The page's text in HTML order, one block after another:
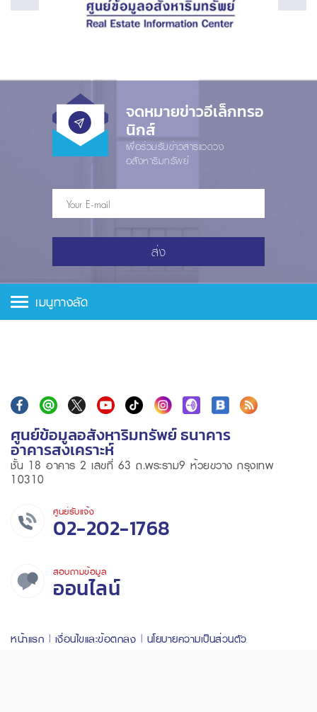
จดหมายข่าวอีเล็กทรอ
นิกส์
เพื่อร่วมรับข่าวสารแวดวง
อสังหาริมทรัพย์
ส่ง
เมนูทางลัด
ศูนย์ข้อมูลอสังหาริมทรัพย์ ธนาคาร
อาคารสงเคราะห์
ชั้น 18 อาคาร 2 เลขที่ 63 ถ.พระราม9 ห้วยขวาง กรุงเทพ
10310
ศูนย์รับแจ้ง
02-202-1768
สอบถามข้อมูล
ออนไลน์
หน้าแรก เงื่อนไขและข้อตกลง
นโยบายความเป็นส่วนตัว